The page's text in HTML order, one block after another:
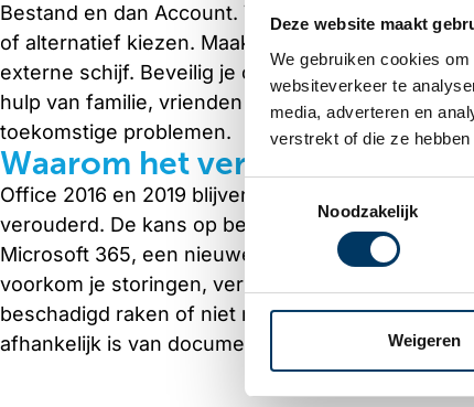
Deze website maakt
We gebruiken cookies
websiteverkeer te
media, adverteren en
verstrekt of die ze
Toestemmingsselectie
Noodzakelijk
Weigeren
Bestand en dan Account. Vervolgens kun je
of alternatief kiezen. Maak direct een back-up
externe schijf. Beveilig je computer met
hulp van familie, vrienden of een
toekomstige problemen.
Waarom het verstandig is om
Office 2016 en 2019 blijven na oktober 2025
verouderd. De kans op beveiligingsproblemen
Microsoft 365, een nieuwere Office-versie of
voorkom je storingen, verlies van data en
beschadigd raken of niet meer openen, kan
afhankelijk is van documenten, e-mail en